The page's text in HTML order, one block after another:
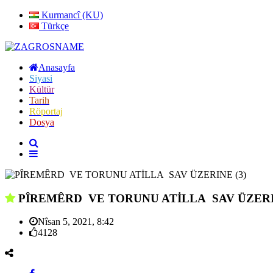
Kurmancî (KU)
Türkçe
Anasayfa
Siyasi
Kültür
Tarih
Röportaj
Dosya
PÎREMÊRD VE TORUNU ATİLLA SAV
Nîsan 5, 2021, 8:42
4128